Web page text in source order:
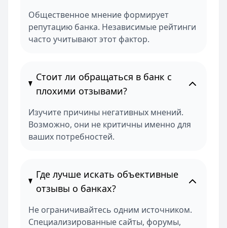
Общественное мнение формирует
репутацию банка. Независимые рейтинги
часто учитывают этот фактор.
Стоит ли обращаться в банк с
плохими отзывами?
Изучите причины негативных мнений.
Возможно, они не критичны именно для
ваших потребностей.
Где лучше искать объективные
отзывы о банках?
Не ограничивайтесь одним источником.
Специализированные сайты, форумы,